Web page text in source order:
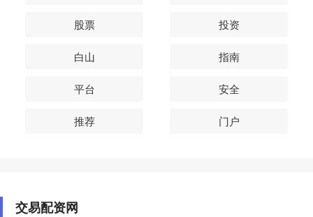
股票 投资
白山 指南
平台 安全
推荐 门户
交易配资网